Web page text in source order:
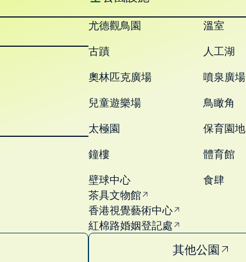
尤德觀鳥園
溫室
古蹟
人工湖
奧林匹克廣場
噴泉廣場
兒童遊樂場
鳥瞰角
太極園
保育園地
鐘樓
體育館
壁球中心
食肆
茶具文物館
香港視覺藝術中心
紅棉路婚姻登記處
其他公園